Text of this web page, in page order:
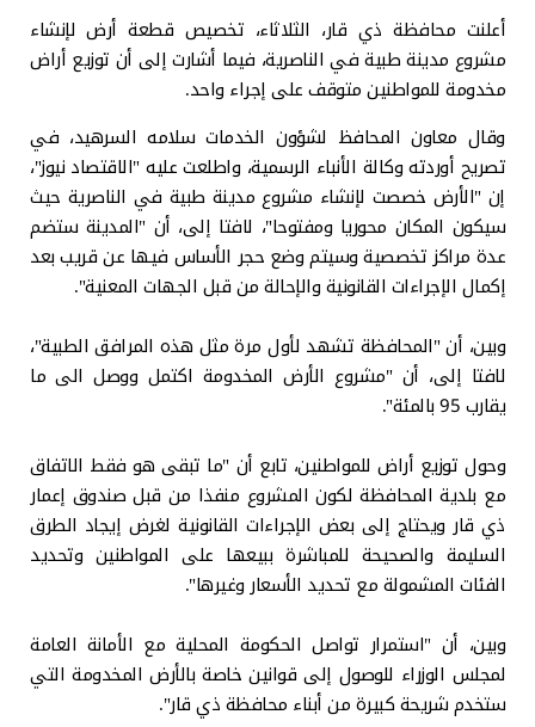
أعلنت محافظة ذي قار، الثلاثاء، تخصيص قطعة أرض لإنشاء
مشروع مدينة طبية في الناصرية، فيما أشارت إلى أن توزيع أراض
مخدومة للمواطنين متوقف على إجراء واحد.
وقال معاون المحافظ لشؤون الخدمات سلامه السرهيد، في
تصريح أوردته وكالة الأنباء الرسمية، واطلعت عليه "الاقتصاد نيوز"،
إن "الأرض خصصت لإنشاء مشروع مدينة طبية في الناصرية حيث
سيكون المكان محوريا ومفتوحا"، لافتا إلى، أن "المدينة ستضم
عدة مراكز تخصصية وسيتم وضع حجر الأساس فيها عن قريب بعد
إكمال الإجراءات القانونية والإحالة من قبل الجهات المعنية".
وبين، أن "المحافظة تشهد لأول مرة مثل هذه المرافق الطبية"،
لافتا إلى، أن "مشروع الأرض المخدومة اكتمل ووصل الى ما
يقارب 95 بالمئة".
وحول توزيع أراض للمواطنين، تابع أن "ما تبقى هو فقط الاتفاق
مع بلدية المحافظة لكون المشروع منفذا من قبل صندوق إعمار
ذي قار ويحتاج إلى بعض الإجراءات القانونية لغرض إيجاد الطرق
السليمة والصحيحة للمباشرة ببيعها على المواطنين وتحديد
الفئات المشمولة مع تحديد الأسعار وغيرها".
وبين، أن "استمرار تواصل الحكومة المحلية مع الأمانة العامة
لمجلس الوزراء للوصول إلى قوانين خاصة بالأرض المخدومة التي
ستخدم شريحة كبيرة من أبناء محافظة ذي قار".